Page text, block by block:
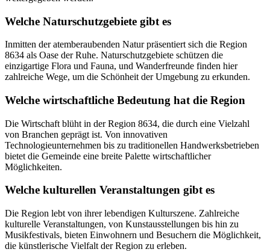
Welche Naturschutzgebiete gibt es
Inmitten der atemberaubenden Natur präsentiert sich die Region
8634 als Oase der Ruhe. Naturschutzgebiete schützen die
einzigartige Flora und Fauna, und Wanderfreunde finden hier
zahlreiche Wege, um die Schönheit der Umgebung zu erkunden.
Welche wirtschaftliche Bedeutung hat die Region
Die Wirtschaft blüht in der Region 8634, die durch eine Vielzahl
von Branchen geprägt ist. Von innovativen
Technologieunternehmen bis zu traditionellen Handwerksbetrieben
bietet die Gemeinde eine breite Palette wirtschaftlicher
Möglichkeiten.
Welche kulturellen Veranstaltungen gibt es
Die Region lebt von ihrer lebendigen Kulturszene. Zahlreiche
kulturelle Veranstaltungen, von Kunstausstellungen bis hin zu
Musikfestivals, bieten Einwohnern und Besuchern die Möglichkeit,
die künstlerische Vielfalt der Region zu erleben.